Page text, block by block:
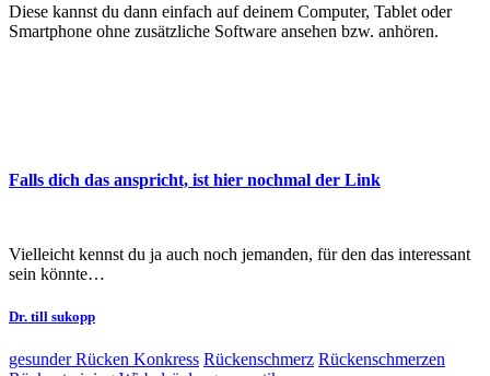
Diese kannst du dann einfach auf deinem Computer, Tablet oder
Smartphone ohne zusätzliche Software ansehen bzw. anhören.
Falls dich das anspricht, ist hier nochmal der Link
Vielleicht kennst du ja auch noch jemanden, für den das interessant
sein könnte…
Dr. till sukopp
gesunder Rücken Konkress Rückenschmerz Rückenschmerzen